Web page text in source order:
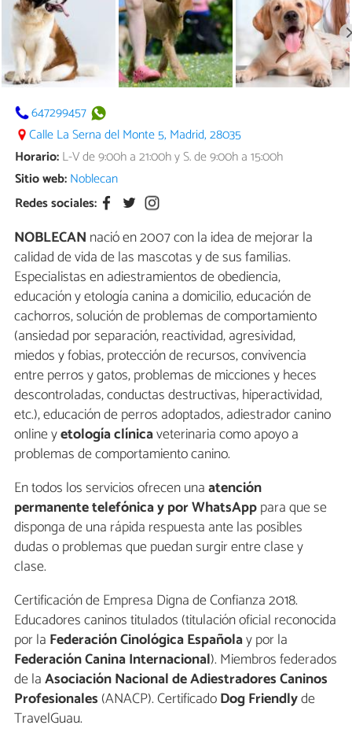
647299457
Calle La Serna del Monte 5, Madrid, 28035
Horario:L-V de 9:00h a 21:00h y S. de 9:00h a 15:00h
Sitio web:Noblecan
Redes sociales:
NOBLECAN nació en 2007 con la idea de mejorar la
calidad de vida de las mascotas y de sus familias.
Especialistas en adiestramientos de obediencia,
educación y etología canina a domicilio, educación de
cachorros, solución de problemas de comportamiento
(ansiedad por separación, reactividad, agresividad,
miedos y fobias, protección de recursos, convivencia
entre perros y gatos, problemas de micciones y heces
descontroladas, conductas destructivas, hiperactividad,
etc.), educación de perros adoptados, adiestrador canino
online yetología clínicaveterinaria como apoyo a
problemas de comportamiento canino.
En todos los servicios ofrecen unaatención
permanente telefónica y por WhatsApppara que se
disponga de una rápida respuesta ante las posibles
dudas o problemas que puedan surgir entre clase y
clase.
Certificación de Empresa Digna de Confianza 2018.
Educadores caninos titulados (titulación oficial reconocida
por la Federación Cinológica Españolay por la
Federación Canina Internacional). Miembros federados
de laAsociación Nacional de Adiestradores Caninos
Profesionales (ANACP). CertificadoDog Friendlyde
TravelGuau.